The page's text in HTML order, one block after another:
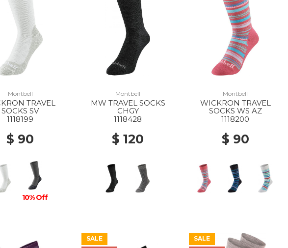
Montbell
TRAVEL
SOCKS SV
1118199
$ 90
10% Off
Montbell
MW TRAVEL SOCKS
CHGY
1118428
$ 120
Montbell
WICKRON TRAVEL
SOCKS WS AZ
1118200
$ 90
SALE
SALE